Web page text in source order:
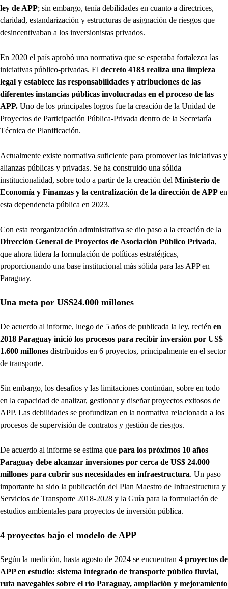
ley de APP; sin embargo, tenía debilidades en cuanto a directrices,
claridad, estandarización y estructuras de asignación de riesgos que
desincentivaban a los inversionistas privados.
En 2020 el país aprobó una normativa que se esperaba fortalezca las
iniciativas público-privadas. El decreto 4183 realiza una limpieza
legal y establece las responsabilidades y atribuciones de las
diferentes instancias públicas involucradas en el proceso de las
APP. Uno de los principales logros fue la creación de la Unidad de
Proyectos de Participación Pública-Privada dentro de la Secretaría
Técnica de Planificación.
Actualmente existe normativa suficiente para promover las iniciativas y
alianzas públicas y privadas. Se ha construido una sólida
institucionalidad, sobre todo a partir de la creación del Ministerio de
Economía y Finanzas y la centralización de la dirección de APP en
esta dependencia pública en 2023.
Con esta reorganización administrativa se dio paso a la creación de la
Dirección General de Proyectos de Asociación Público Privada,
que ahora lidera la formulación de políticas estratégicas,
proporcionando una base institucional más sólida para las APP en
Paraguay.
Una meta por US$24.000 millones
De acuerdo al informe, luego de 5 años de publicada la ley, recién en
2018 Paraguay inició los procesos para recibir inversión por US$
1.600 millones distribuidos en 6 proyectos, principalmente en el sector
de transporte.
Sin embargo, los desafíos y las limitaciones continúan, sobre en todo
en la capacidad de analizar, gestionar y diseñar proyectos exitosos de
APP. Las debilidades se profundizan en la normativa relacionada a los
procesos de supervisión de contratos y gestión de riesgos.
De acuerdo al informe se estima que para los próximos 10 años
Paraguay debe alcanzar inversiones por cerca de US$ 24.000
millones para cubrir sus necesidades en infraestructura. Un paso
importante ha sido la publicación del Plan Maestro de Infraestructura y
Servicios de Transporte 2018-2028 y la Guía para la formulación de
estudios ambientales para proyectos de inversión pública.
4 proyectos bajo el modelo de APP
Según la medición, hasta agosto de 2024 se encuentran 4 proyectos de
APP en estudio: sistema integrado de transporte público fluvial,
ruta navegables sobre el río Paraguay, ampliación y mejoramiento